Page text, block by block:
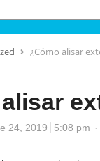
¿Cómo alisar
24, 2019 5:08 pm